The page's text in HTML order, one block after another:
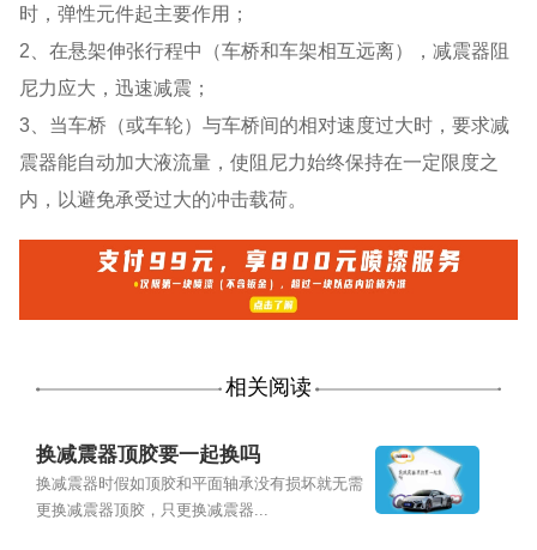
时，弹性元件起主要作用；
2、在悬架伸张行程中（车桥和车架相互远离），减震器阻
尼力应大，迅速减震；
3、当车桥（或车轮）与车桥间的相对速度过大时，要求减
震器能自动加大液流量，使阻尼力始终保持在一定限度之
内，以避免承受过大的冲击载荷。
相关阅读
换减震器顶胶要一起换吗
换减震器时假如顶胶和平面轴承没有损坏就无需
更换减震器顶胶，只更换减震器...